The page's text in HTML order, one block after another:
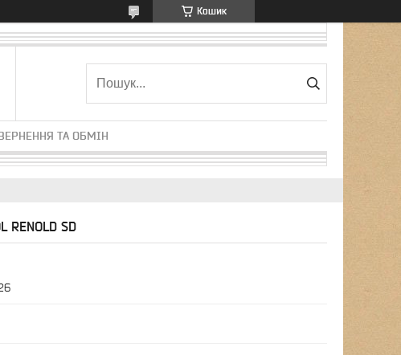
Кошик
ТА ОБМІН
RENOLD SD